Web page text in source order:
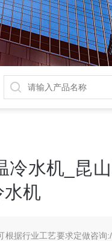
水机_昆
水机
据行业工艺要求定做咨